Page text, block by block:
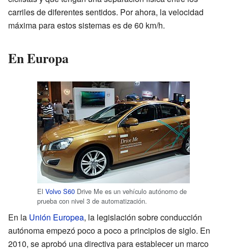
carriles de diferentes sentidos. Por ahora, la velocidad
máxima para estos sistemas es de 60 km/h.
En Europa
El Volvo S60 Drive Me es un vehículo autónomo de
prueba con nivel 3 de automatización.
En la Unión Europea, la legislación sobre conducción
autónoma empezó poco a poco a principios de siglo. En
2010, se aprobó una directiva para establecer un marco